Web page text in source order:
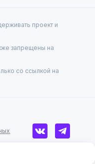
проект и
запрещены на
со ссылкой на